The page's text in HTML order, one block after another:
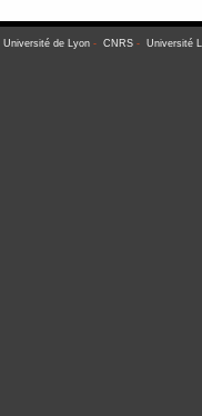
Université de Lyon- CNRS- Université